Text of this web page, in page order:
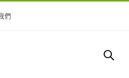
們